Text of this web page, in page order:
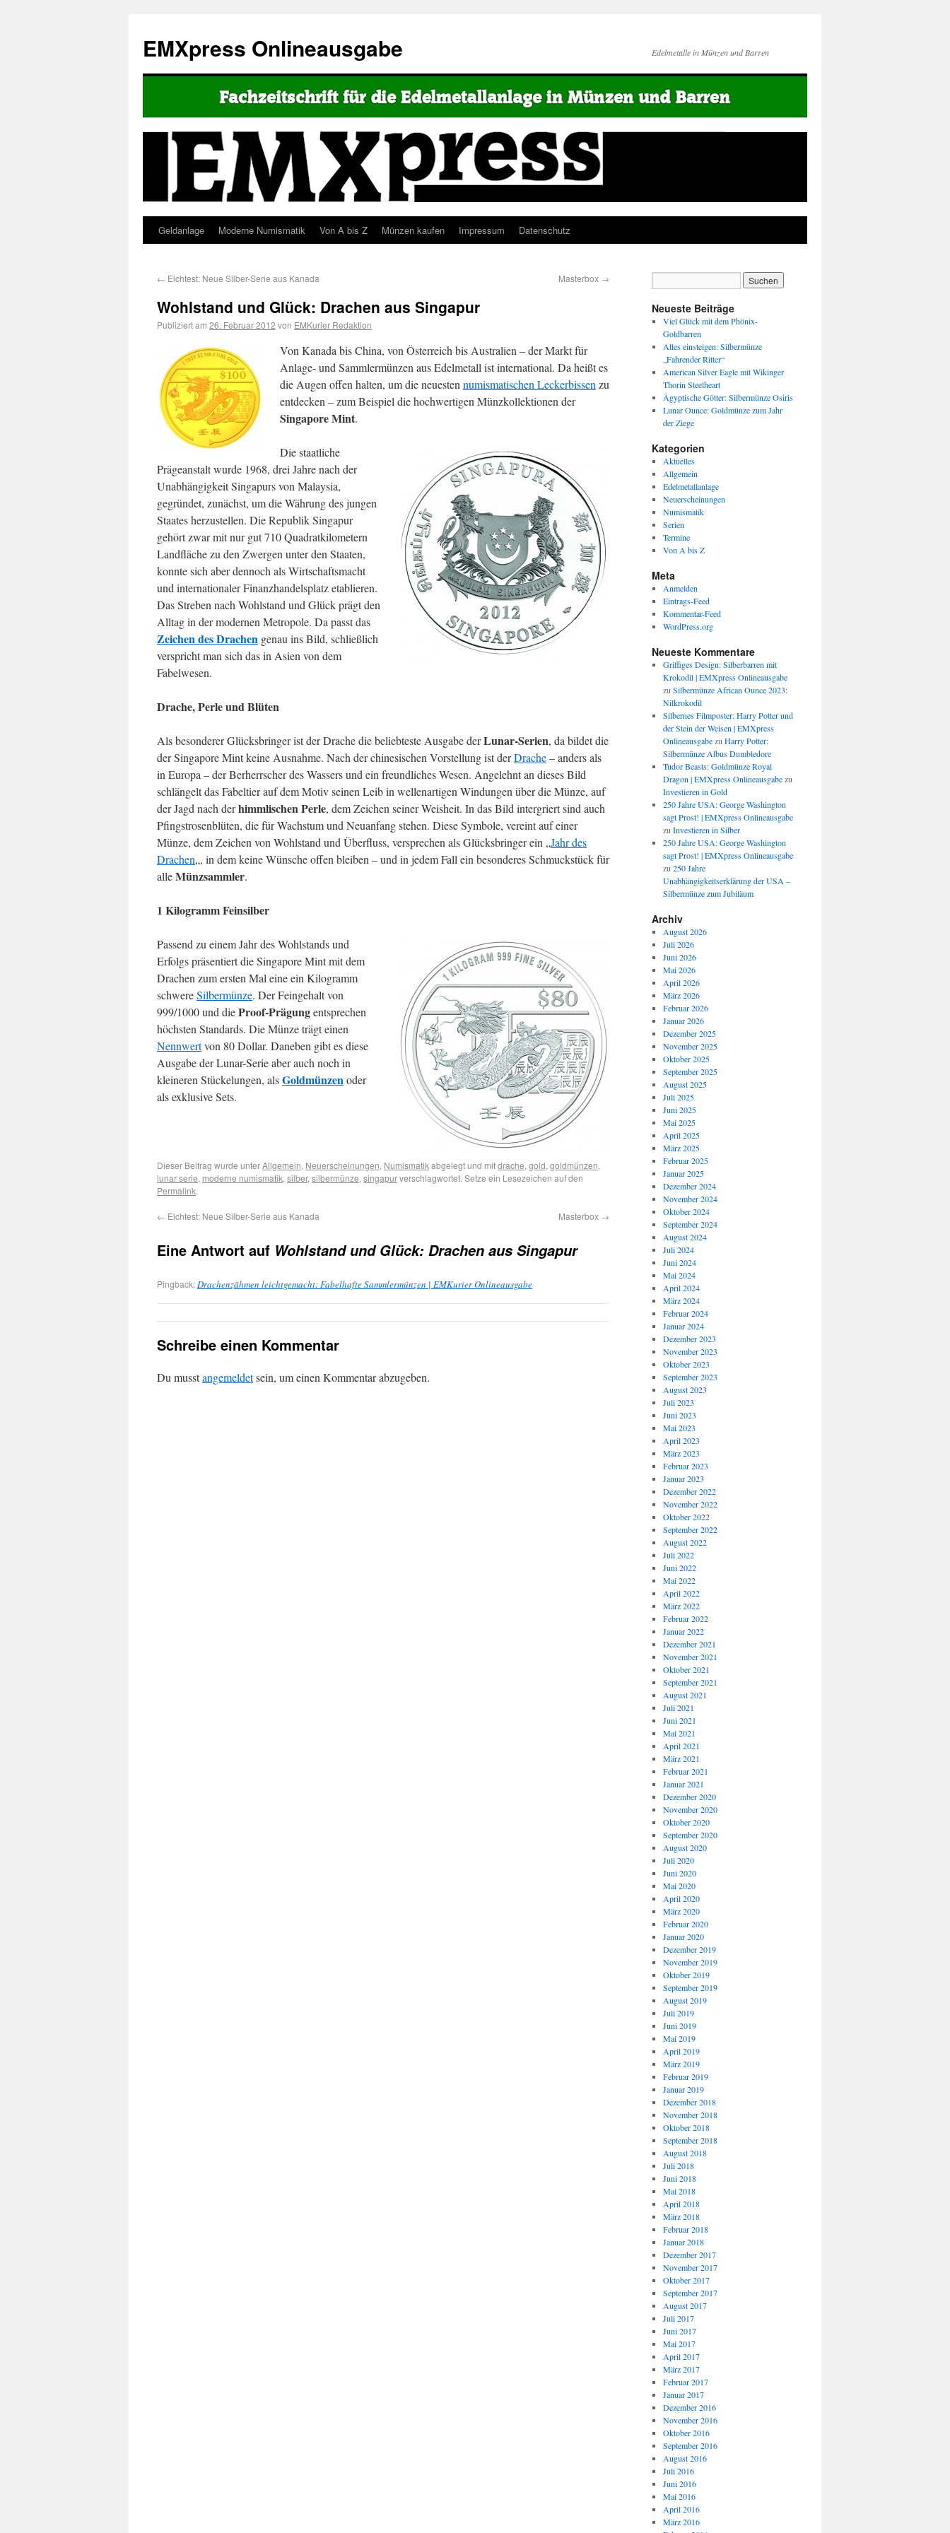
EMXpress Onlineausgabe Edelmetalle in Münzen und Barren
Geldanlage Moderne Numismatik Von A bis Z Münzen kaufen Impressum Datenschutz
← Elchtest: Neue Silber-Serie aus Kanada Masterbox →
Wohlstand und Glück: Drachen aus Singapur
Publiziert am 26. Februar 2012 von EMKurier Redaktion
Von Kanada bis China, von Österreich bis Australien – der Markt für
Anlage- und Sammlermünzen aus Edelmetall ist international. Da heißt es
die Augen offen halten, um die neuesten numismatischen Leckerbissen zu
entdecken – zum Beispiel die hochwertigen Münzkollektionen der
Singapore Mint.
Die staatliche
Prägeanstalt wurde 1968, drei Jahre nach der
Unabhängigkeit Singapurs von Malaysia,
gegründet, zunächst, um die Währung des jungen
Staates herzustellen. Die Republik Singapur
gehört zwar mit nur gut 710 Quadratkilometern
Landfläche zu den Zwergen unter den Staaten,
konnte sich aber dennoch als Wirtschaftsmacht
und internationaler Finanzhandelsplatz etablieren.
Das Streben nach Wohlstand und Glück prägt den
Alltag in der modernen Metropole. Da passt das
Zeichen des Drachen genau ins Bild, schließlich
verspricht man sich das in Asien von dem
Fabelwesen.
Drache, Perle und Blüten
Als besonderer Glücksbringer ist der Drache die beliebteste Ausgabe derLunar-Serien, da bildet die
der Singapore Mint keine Ausnahme. Nach der chinesischen Vorstellung ist derDrache– anders als
in Europa – der Berherrscher des Wassers und ein freundliches Wesen. Angelehnt an dieses Bild
schlängelt das Fabeltier auf dem Motiv seinen Leib in wellenartigen Windungen über die Münze, auf
der Jagd nach derhimmlischen Perle, dem Zeichen seiner Weisheit. In das Bild intergriert sind auch
Pfingstrosenblüten, die für Wachstum und Neuanfang stehen. Diese Symbole, vereint auf einer
Münze, dem Zeichen von Wohlstand und Überfluss, versprechen als Glücksbringer ein „Jahr des
Drachen„, in dem keine Wünsche offen bleiben – und in jedem Fall ein besonderes Schmuckstück für
alleMünzsammler.
1 Kilogramm Feinsilber
Passend zu einem Jahr des Wohlstands und
Erfolgs präsentiert die Singapore Mint mit dem
Drachen zum ersten Mal eine ein Kilogramm
schwereSilbermünze. Der Feingehalt von
999/1000 und dieProof-Prägungentsprechen
höchsten Standards. Die Münze trägt einen
Nennwertvon 80 Dollar. Daneben gibt es diese
Ausgabe der Lunar-Serie aber auch noch in
kleineren Stückelungen, alsGoldmünzenoder
als exklusive Sets.
Dieser Beitrag wurde unterAllgemein, Neuerscheinungen, Numismatikabgelegt und mitdrache, gold, goldmünzen,
lunar serie, moderne numismatik, silber, silbermünze, singapurverschlagwortet. Setze ein Lesezeichen auf den
Permalink.
← Elchtest: Neue Silber-Serie aus Kanada Masterbox →
Eine Antwort auf Wohlstand und Glück: Drachen aus Singapur
Pingback:Drachenzähmen leichtgemacht: Fabelhafte Sammlermünzen | EMKurier Onlineausgabe
Schreibe einen Kommentar
Du musstangemeldetsein, um einen Kommentar abzugeben.
Neueste Beiträge
Viel Glück mit dem Phönix-
Goldbarren
Alles einsteigen: Silbermünze
„Fahrender Ritter“
American Silver Eagle mit Wikinger
Thorin Steelheart
Ägyptische Götter: Silbermünze Osiris
Lunar Ounce: Goldmünze zum Jahr
der Ziege
Kategorien
Aktuelles
Allgemein
Edelmetallanlage
Neuerscheinungen
Numismatik
Serien
Termine
Von A bis Z
Meta
Anmelden
Eintrags-Feed
Kommentar-Feed
WordPress.org
Neueste Kommentare
Griffiges Design: Silberbarren mit
Krokodil | EMXpress Onlineausgabe
zu Silbermünze African Ounce 2023:
Nilkrokodil
Silbernes Filmposter: Harry Potter und
der Stein der Weisen | EMXpress
Onlineausgabezu Harry Potter:
Silbermünze Albus Dumbledore
Tudor Beasts: Goldmünze Royal
Dragon | EMXpress Onlineausgabezu
Investieren in Gold
250 Jahre USA: George Washington
sagt Prost! | EMXpress Onlineausgabe
zu Investieren in Silber
250 Jahre USA: George Washington
sagt Prost! | EMXpress Onlineausgabe
zu 250 Jahre
Unabhängigkeitserklärung der USA –
Silbermünze zum Jubiläum
Archiv
August 2026
Juli 2026
Juni 2026
Mai 2026
April 2026
März 2026
Februar 2026
Januar 2026
Dezember 2025
November 2025
Oktober 2025
September 2025
August 2025
Juli 2025
Juni 2025
Mai 2025
April 2025
März 2025
Februar 2025
Januar 2025
Dezember 2024
November 2024
Oktober 2024
September 2024
August 2024
Juli 2024
Juni 2024
Mai 2024
April 2024
März 2024
Februar 2024
Januar 2024
Dezember 2023
November 2023
Oktober 2023
September 2023
August 2023
Juli 2023
Juni 2023
Mai 2023
April 2023
März 2023
Februar 2023
Januar 2023
Dezember 2022
November 2022
Oktober 2022
September 2022
August 2022
Juli 2022
Juni 2022
Mai 2022
April 2022
März 2022
Februar 2022
Januar 2022
Dezember 2021
November 2021
Oktober 2021
September 2021
August 2021
Juli 2021
Juni 2021
Mai 2021
April 2021
März 2021
Februar 2021
Januar 2021
Dezember 2020
November 2020
Oktober 2020
September 2020
August 2020
Juli 2020
Juni 2020
Mai 2020
April 2020
März 2020
Februar 2020
Januar 2020
Dezember 2019
November 2019
Oktober 2019
September 2019
August 2019
Juli 2019
Juni 2019
Mai 2019
April 2019
März 2019
Februar 2019
Januar 2019
Dezember 2018
November 2018
Oktober 2018
September 2018
August 2018
Juli 2018
Juni 2018
Mai 2018
April 2018
März 2018
Februar 2018
Januar 2018
Dezember 2017
November 2017
Oktober 2017
September 2017
August 2017
Juli 2017
Juni 2017
Mai 2017
April 2017
März 2017
Februar 2017
Januar 2017
Dezember 2016
November 2016
Oktober 2016
September 2016
August 2016
Juli 2016
Juni 2016
Mai 2016
April 2016
März 2016